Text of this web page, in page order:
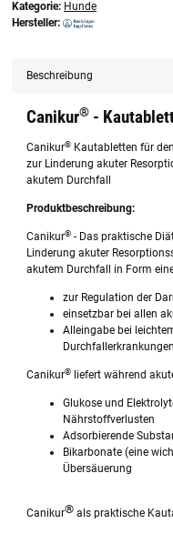
Kategorie: Hunde
Hersteller:
Beschreibung
Canikur® -
Canikur® Kautabletten für
zur Linderung akuter
akutem Durchfall
Produktbeschreibung:
Canikur® - Das praktische
Linderung akuter
akutem Durchfall in Form
zur Regulation der
einsetzbar bei allen
Alleingabe bei
Canikur® liefert während
Glukose und
Nährstoffverlusten
Adsorbierende
Bikarbonate (eine
Übersäuerung
Canikur® als praktische